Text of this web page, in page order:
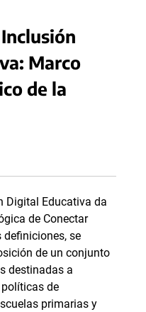
Marco
de la
Digital Educativa da
de Conectar
definiciones, se
de un conjunto
destinadas a
de
primarias y